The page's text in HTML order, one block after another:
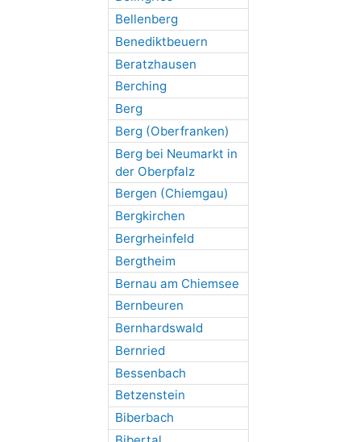
Bellenberg
Benediktbeuern
Beratzhausen
Berching
Berg
Berg (Oberfranken)
Berg bei Neumarkt in
der Oberpfalz
Bergen (Chiemgau)
Bergkirchen
Bergrheinfeld
Bergtheim
Bernau am Chiemsee
Bernbeuren
Bernhardswald
Bernried
Bessenbach
Betzenstein
Biberbach